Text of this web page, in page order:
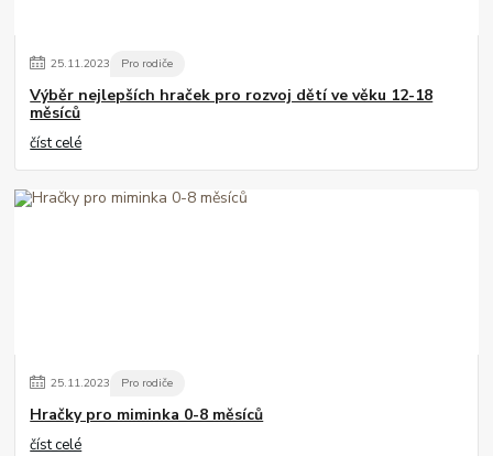
25.11.2023 Pro rodiče
Výběr nejlepších hraček pro rozvoj dětí ve věku 12-18
měsíců
číst celé
25.11.2023 Pro rodiče
Hračky pro miminka 0-8 měsíců
číst celé